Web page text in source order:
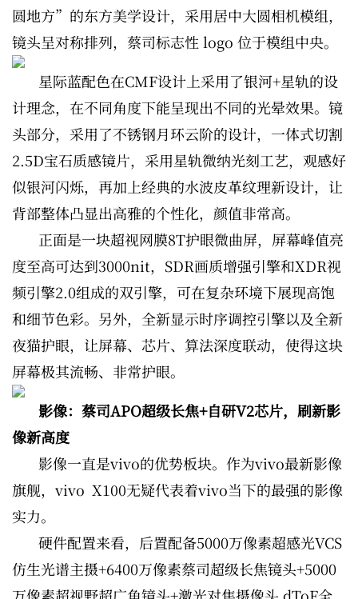
圆地方”的东方美学设计，采用居中大圆相机模组，
镜头呈对称排列，蔡司标志性 logo 位于模组中央。
星际蓝配色在CMF设计上采用了银河+星轨的设
计理念，在不同角度下能呈现出不同的光晕效果。镜
头部分，采用了不锈钢月环云阶的设计，一体式切割
2.5D宝石质感镜片，采用星轨微纳光刻工艺，观感好
似银河闪烁，再加上经典的水波皮革纹理新设计，让
背部整体凸显出高雅的个性化，颜值非常高。
正面是一块超视网膜8T护眼微曲屏，屏幕峰值亮
度至高可达到3000nit，SDR画质增强引擎和XDR视
频引擎2.0组成的双引擎，可在复杂环境下展现高饱
和细节色彩。另外，全新显示时序调控引擎以及全新
夜猫护眼，让屏幕、芯片、算法深度联动，使得这块
屏幕极其流畅、非常护眼。
影像：蔡司APO超级长焦+自研V2芯片，刷新影
像新高度
影像一直是vivo的优势板块。作为vivo最新影像
旗舰，vivo X100无疑代表着vivo当下的最强的影像
实力。
硬件配置来看，后置配备5000万像素超感光VCS
仿生光谱主摄+6400万像素蔡司超级长焦镜头+5000